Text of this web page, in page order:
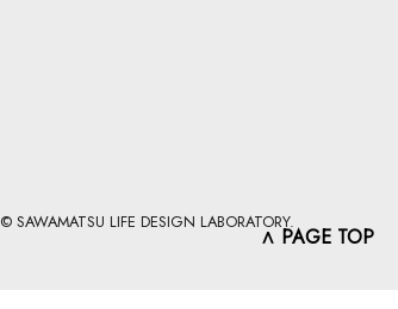
© SAWAMATSU LIFE DESIGN LABORATORY.
∧ PAGE TOP